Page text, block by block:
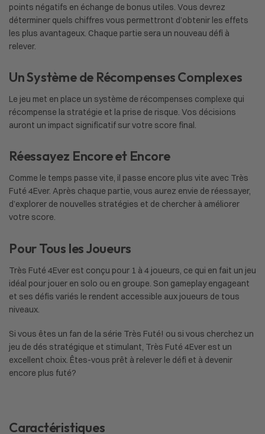
points négatifs en échange de bonus utiles. Vous devrez
déterminer quels chiffres vous permettront d’obtenir les effets
les plus avantageux. Chaque partie sera un nouveau défi à
relever.
Un Système de Récompenses Complexes
Le jeu met en place un système de récompenses complexe qui
récompense la stratégie et la prise de risque. Vos décisions
auront un impact significatif sur votre score final.
Réessayez Encore et Encore
Comme le temps passe vite, il passe encore plus vite avec Très
Futé 4Ever. Après chaque partie, vous aurez envie de réessayer,
d’explorer de nouvelles stratégies et de chercher à améliorer
votre score.
Pour Tous les Joueurs
Très Futé 4Ever est conçu pour 1 à 4 joueurs, ce qui en fait un jeu
idéal pour jouer en solo ou en groupe. Son gameplay engageant
et ses défis variés le rendent accessible aux joueurs de tous
niveaux.
Si vous êtes un fan de la série Très Futé! ou si vous cherchez un
jeu de dés stratégique et stimulant, Très Futé 4Ever est un
excellent choix. Êtes-vous prêt à relever le défi et à devenir
encore plus futé?
Caractéristiques